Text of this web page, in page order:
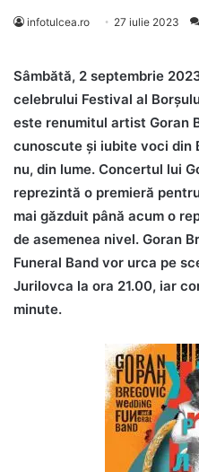
infotulcea.ro 27 iulie 2023
Sâmbătă, 2 septembrie
celebrului Festival al
este renumitul artist Goran
cunoscute și iubite voci din
nu, din lume. Concertul lui
reprezintă o premieră
mai găzduit până acum o
de asemenea nivel. Goran
Funeral Band vor urca pe
Jurilovca la ora 21.00, iar
minute.